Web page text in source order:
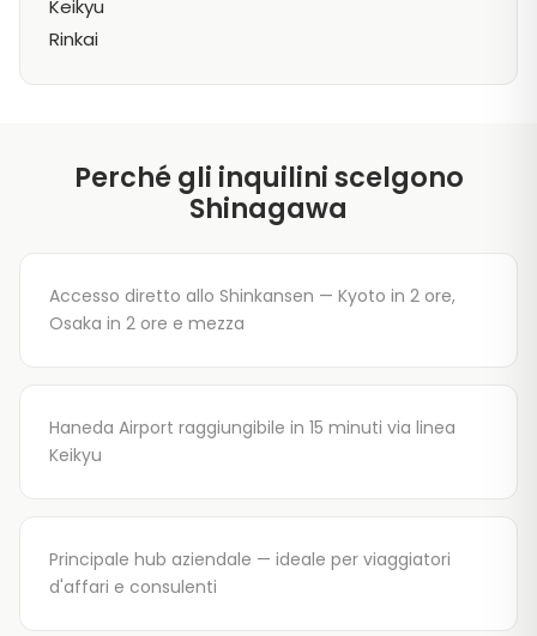
Keikyu
Rinkai
Perché gli inquilini scelgono
Shinagawa
Accesso diretto allo Shinkansen — Kyoto in 2 ore,
Osaka in 2 ore e mezza
Haneda Airport raggiungibile in 15 minuti via linea
Keikyu
Principale hub aziendale — ideale per viaggiatori
d'affari e consulenti